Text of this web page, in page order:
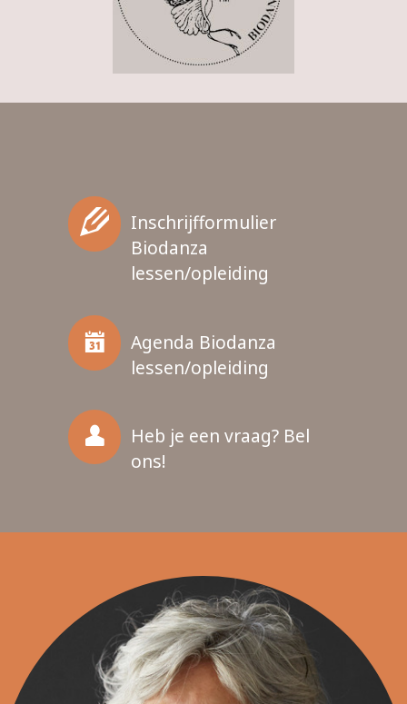
Inschrijfformulier
Biodanza
lessen/opleiding
Agenda Biodanza
lessen/opleiding
Heb je een vraag? Bel
ons!